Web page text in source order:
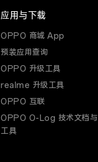
应用与下载
OPPO 商城 App
预装应用查询
OPPO 升级工具
realme 升级工具
OPPO 互联
OPPO O-Log 技术文档与
工具